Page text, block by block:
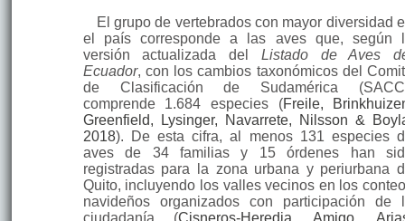
El grupo de vertebrados con mayor diversidad
el país corresponde a las aves que, según
versión actualizada del Listado de Aves
Ecuador, con los cambios taxonómicos del
de Clasificación de Sudamérica
comprende 1.684 especies (Freile,
Greenfield, Lysinger, Navarrete, Nilsson &
2018). De esta cifra, al menos 131 especies
aves de 34 familias y 15 órdenes han
registradas para la zona urbana y periurbana
Quito, incluyendo los valles vecinos en los
navideños organizados con participación de
ciudadanía (Cisneros-Heredia, Amigo,